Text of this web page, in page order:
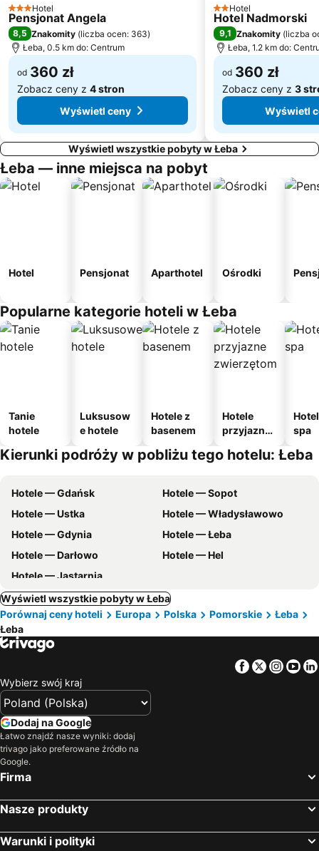
3 Kategoria
Hotel
Pensjonat Angela
8,5 Znakomity (liczba ocen: 363)
Łeba, 0.5 km do: Centrum
od 360 zł
Zobacz ceny z 4 stron
Wyświetl ceny
2 Kategoria
Hotel
Hotel Nadmorski
9,1 Znakomity (liczba
Łeba, 1.2 km do:
od 360 zł
Zobacz ceny z 3
Wyświetl
Wyświetl wszystkie pobyty w Łeba
Łeba — inne miejsca na pobyt
Hotel Pensjonat Aparthotel Ośrodki
Popularne kategorie hoteli w Łeba
Tanie
hotele
Luksusow
e hotele
Hotele z
basenem
Hotele
przyjazne
m
spa
Kierunki podróży w pobliżu tego hotelu: Łeba
Hotele — Gdańsk
Hotele — Sopot
Hotele — Ustka
Hotele — Władysławowo
Hotele — Gdynia
Hotele — Łeba
Hotele — Darłowo
Hotele — Hel
Hotele — Jastarnia
Wyświetl wszystkie pobyty w Łeba
Porównaj ceny hoteli
Europa Polska Pomorskie
Łeba
Łeba
Facebook
Twitter
Wybierz swój kraj
Dodaj na Google
Łatwo znajdź nasze wyniki: dodaj
trivago jako preferowane źródło na
Google.
Firma
Nasze produkty
Warunki i polityki